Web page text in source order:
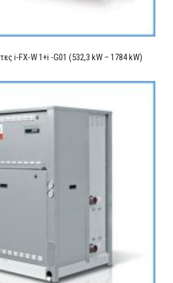
i-FX-W 1+i -G01 (532,3 kW – 1784 kW)